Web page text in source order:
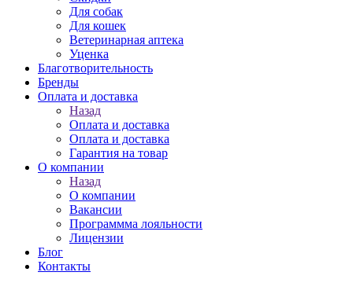
Для собак
Для кошек
Ветеринарная аптека
Уценка
Благотворительность
Бренды
Оплата и доставка
Назад
Оплата и доставка
Оплата и доставка
Гарантия на товар
О компании
Назад
О компании
Вакансии
Программма лояльности
Лицензии
Блог
Контакты